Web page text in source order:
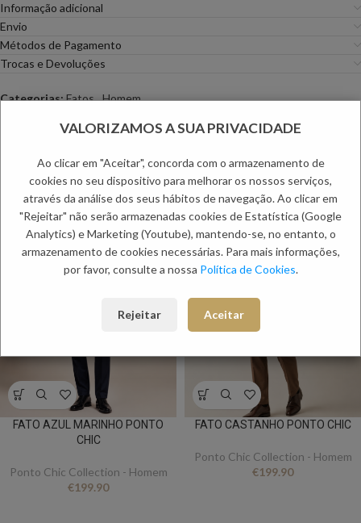
Informação adicional
Envio
Métodos de Pagamento
Trocas e Devoluções
Categorias:Fatos, Homem
FATO AZUL MARINHO PONTO
CHIC
Ponto Chic Collection - Homem
€199.90
FATO CASTANHO PONTO CHIC
Ponto Chic Collection - Homem
€199.90
VALORIZAMOS A SUA PRIVACIDADE
Ao clicar em "Aceitar", concorda com o armazenamento de
cookies no seu dispositivo para melhorar os nossos serviços,
através da análise dos seus hábitos de navegação. Ao clicar em
"Rejeitar" não serão armazenadas cookies de Estatística (Google
Analytics) e Marketing (Youtube), mantendo-se, no entanto, o
armazenamento de cookies necessárias. Para mais informações,
por favor, consulte a nossa Política de Cookies.
Rejeitar Aceitar